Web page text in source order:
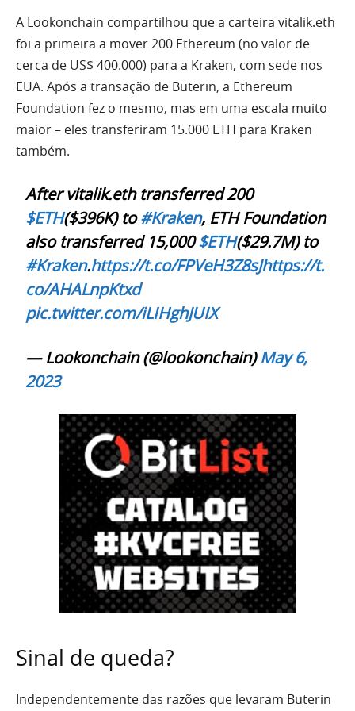
A Lookonchain compartilhou que a carteira vitalik.eth
foi a primeira a mover 200 Ethereum (no valor de
cerca de US$ 400.000) para a Kraken, com sede nos
EUA. Após a transação de Buterin, a Ethereum
Foundation fez o mesmo, mas em uma escala muito
maior – eles transferiram 15.000 ETH para Kraken
também.
After vitalik.eth transferred 200
$ETH($396K) to#Kraken, ETH Foundation
also transferred 15,000$ETH($29.7M) to
#Kraken.https://t.co/FPVeH3Z8sJhttps://t.
co/AHALnpKtxd
pic.twitter.com/iLIHghJUIX
— Lookonchain (@lookonchain)May 6,
2023
Sinal de queda?
Independentemente das razões que levaram Buterin